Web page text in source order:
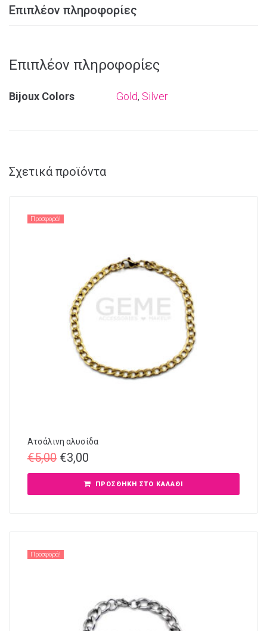
Επιπλέον πληροφορίες
Επιπλέον πληροφορίες
Bijoux Colors Gold, Silver
Σχετικά προϊόντα
Προσφορά!
Ατσάλινη αλυσίδα
€5,00 €3,00
ΠΡΟΣΘΉΚΗ ΣΤΟ ΚΑΛΆΘΙ
Προσφορά!